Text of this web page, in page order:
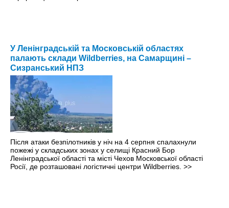
У Ленінградській та Московській областях
палають склади Wildberries, на Самарщині –
Сизранський НПЗ
Після атаки безпілотників у ніч на 4 серпня спалахнули
пожежі у складських зонах у селищі Красний Бор
Ленінградської області та місті Чехов Московської області
Росії, де розташовані логістичні центри Wildberries. >>